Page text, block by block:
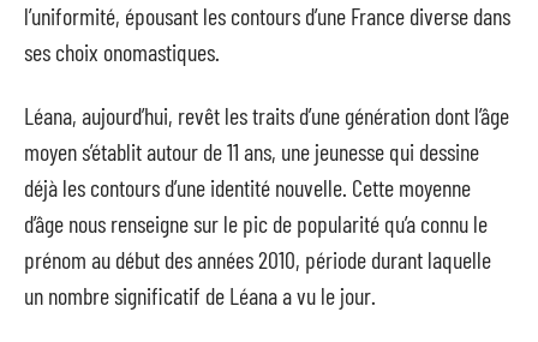
l’uniformité, épousant les contours d’une France diverse dans
ses choix onomastiques.
Léana, aujourd’hui, revêt les traits d’une génération dont l’âge
moyen s’établit autour de 11 ans, une jeunesse qui dessine
déjà les contours d’une identité nouvelle. Cette moyenne
d’âge nous renseigne sur le pic de popularité qu’a connu le
prénom au début des années 2010, période durant laquelle
un nombre significatif de Léana a vu le jour.